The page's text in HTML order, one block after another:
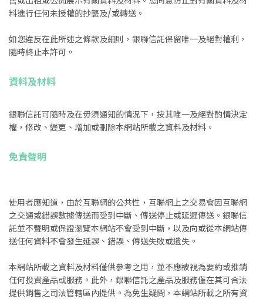
料進行任何未授權的抄襲及/或轉送。
如您違反在此所述之條款及細則，銀聯信託保留唯一及絕對權利，
隨時終止本許可。
資料及材料
銀聯信託可隨時及在毋須通知的情況下，按其唯一及絕對酌情決定
權，修改、變更、增加或刪除本網站所載之資料及材料。
免責聲明
使用者應知道，由於互聯網的公共性，互聯網上之交易會因互聯網
之交通或錯誤數據傳送而受到中斷、傳送停止或延遲傳送。銀聯信
託並不聲明或保證瀏覽本網站不會受到中斷，以及向或從本網站傳
送任何資料不會發生延誤、錯誤、傳送失敗或遺失。
本網站所載之資料及材料僅供參考之用，並不應被視為要約或推銷
任何投資產品或服務。此外，銀聯信託之產品及服務僅在其可合法
提供銷售之司法管轄區內提供。為免生疑問，本網站所載之所有資